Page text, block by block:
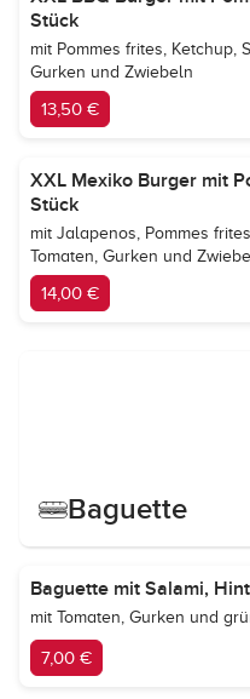
Stück
mit Pommes frites, Ketchup,
Gurken und Zwiebeln
13,50 €
XXL Mexiko Burger mit
Stück
mit Jalapenos, Pommes
Tomaten, Gurken und
14,00 €
Baguette
Baguette mit Salami,
mit Tomaten, Gurken und
7,00 €